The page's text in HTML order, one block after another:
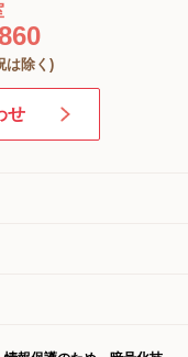
は除く)
せ